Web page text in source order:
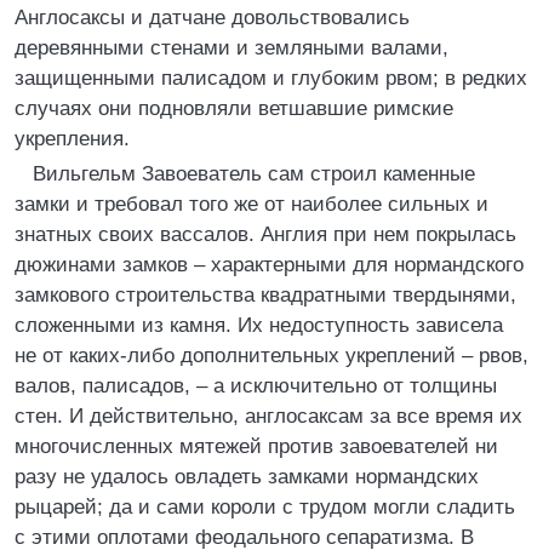
Англосаксы и датчане довольствовались
деревянными стенами и земляными валами,
защищенными палисадом и глубоким рвом; в редких
случаях они подновляли ветшавшие римские
укрепления.
Вильгельм Завоеватель сам строил каменные
замки и требовал того же от наиболее сильных и
знатных своих вассалов. Англия при нем покрылась
дюжинами замков – характерными для нормандского
замкового строительства квадратными твердынями,
сложенными из камня. Их недоступность зависела
не от каких-либо дополнительных укреплений – рвов,
валов, палисадов, – а исключительно от толщины
стен. И действительно, англосаксам за все время их
многочисленных мятежей против завоевателей ни
разу не удалось овладеть замками нормандских
рыцарей; да и сами короли с трудом могли сладить
с этими оплотами феодального сепаратизма. В